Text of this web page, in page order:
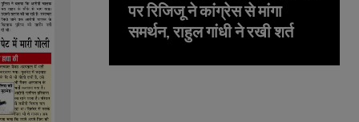
पर रिजिजू ने कांग्रेस से मांगा
समर्थन, राहुल गांधी ने रखी शर्त